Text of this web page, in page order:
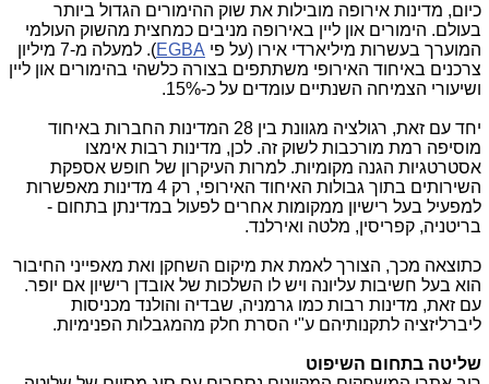
כיום, מדינות אירופה מובילות את שוק ההימורים הגדול ביותר
בעולם. הימורים און ליין באירופה מניבים כמחצית מהשוק העולמי
המוערך בעשרות מיליארדי אירו (על פי EGBA
). למעלה מ-7 מיליון
צרכנים באיחוד האירופי משתתפים בצורה כלשהי בהימורים און ליין
ושיעורי הצמיחה השנתיים עומדים על כ-15%.
יחד עם זאת, רגולציה מגוונת בין 28 המדינות החברות באיחוד
מוסיפה רמת מורכבות לשוק זה. לכן, מדינות רבות אימצו
אסטרטגיות הגנה מקומיות. למרות העיקרון של חופש אספקת
השירותים בתוך גבולות האיחוד האירופי, רק 4 מדינות מאפשרות
למפעיל בעל רישיון ממקומות אחרים לפעול במדינתן בתחום -
בריטניה, קפריסין, מלטה ואירלנד.
כתוצאה מכך, הצורך לאמת את מיקום השחקן ואת מאפייני החיבור
הוא בעל חשיבות עליונה ויש לו השלכות של אובדן רישיון אם יופר.
עם זאת, מדינות רבות כמו גרמניה, שבדיה והולנד מכניסות
ליברליזציה לתקנותיהם ע"י הסרת חלק מהמגבלות הפנימיות.
שליטה בתחום השיפוט